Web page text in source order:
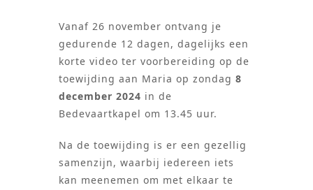
Vanaf 26 november ontvang je
gedurende 12 dagen, dagelijks een
korte video ter voorbereiding op de
toewijding aan Maria op zondag 8
december 2024 in de
Bedevaartkapel om 13.45 uur.
Na de toewijding is er een gezellig
samenzijn, waarbij iedereen iets
kan meenemen om met elkaar te